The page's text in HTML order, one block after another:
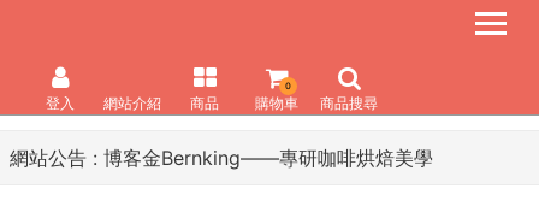
網站公告 : 博客金Bernking――專研咖啡烘焙美學
登入 網站介紹 商品 購物車
0
商品搜尋